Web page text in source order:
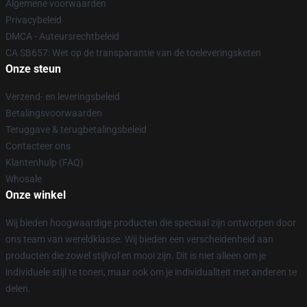
Algemene voorwaarden
Privacybeleid
DMCA - Auteursrechtbeleid
CA SB657: Wet op de transparantie van de toeleveringsketen
Onze steun
Verzend- en leveringsbeleid
Betalingsvoorwaarden
Teruggave & terugbetalingsbeleid
Contacteer ons
Klantenhulp (FAQ)
Whosale
Onze winkel
Wij bieden hoogwaardige producten die speciaal zijn ontworpen door
ons team van wereldklasse. Wij bieden een verscheidenheid aan
producten die zowel stijlvol en mooi zijn. Dit is niet alleen om je
individuele stijl te tonen, maar ook om je individualiteit met anderen te
delen.